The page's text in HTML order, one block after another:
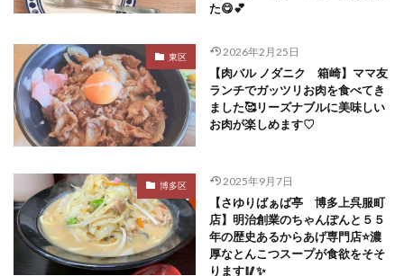
た😋💕
東区 2026年2月25日
【肉バル ノダニク 箱崎】ママ友
ランチでガッツリお肉を食べてき
ました🥰リーズナブルに美味しい
お肉が楽しめます♡
博多区 2025年9月7日
【さゆりばぁば亭 博多上呉服町
店】明治創業のちゃんぽんと５５
年の歴史あるからあげ専門店⭐️濃
厚なとんこつスープが食欲をそそ
ります🥢✨